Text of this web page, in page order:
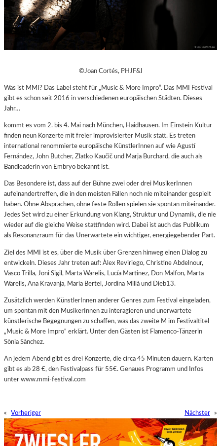
©Joan Cortés, PHJF&I
Was ist MMI? Das Label steht für „Music & More Impro“. Das MMI Festival
gibt es schon seit 2016 in verschiedenen europäischen Städten. Dieses
Jahr…
kommt es vom 2. bis 4. Mai nach München, Haidhausen. Im Einstein Kultur
finden neun Konzerte mit freier improvisierter Musik statt. Es treten
international renommierte europäische KünstlerInnen auf wie Agustí
Fernández, John Butcher, Zlatko Kaučič und Marja Burchard, die auch als
Bandleaderin von Embryo bekannt ist.
Das Besondere ist, dass auf der Bühne zwei oder drei MusikerInnen
aufeinandertreffen, die in den meisten Fällen noch nie miteinander gespielt
haben. Ohne Absprachen, ohne feste Rollen spielen sie spontan miteinander.
Jedes Set wird zu einer Erkundung von Klang, Struktur und Dynamik, die nie
wieder auf die gleiche Weise stattfinden wird. Dabei ist auch das Publikum
als Resonanzraum für das Unerwartete ein wichtiger, energiegebender Part.
Ziel des MMI ist es, über die Musik über Grenzen hinweg einen Dialog zu
entwickeln. Dieses Jahr treten auf: Àlex Reviriego, Christine Abdelnour,
Vasco Trilla, Joni Sigil, Marta Warelis, Lucía Martinez, Don Malfon, Marta
Warelis, Ana Kravanja, Maria Bertel, Jordina Millà und Dieb13.
Zusätzlich werden KünstlerInnen anderer Genres zum Festival eingeladen,
um spontan mit den MusikerInnen zu interagieren und unerwartete
künstlerische Begegnungen zu schaffen, was das zweite M im Festivaltitel
„Music & More Impro“ erklärt. Unter den Gästen ist Flamenco-Tänzerin
Sònia Sànchez.
An jedem Abend gibt es drei Konzerte, die circa 45 Minuten dauern. Karten
gibt es ab 28 €, den Festivalpass für 55€. Genaues Programm und Infos
unter www.mmi-festival.com
« Vorheriger Nächster »